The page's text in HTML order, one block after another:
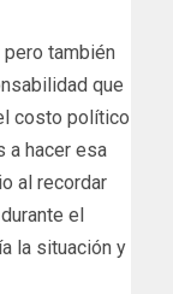
también
que
costo político
a hacer esa
al recordar
el
la situación y